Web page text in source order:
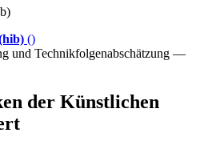
()
und Technikfolgenabschätzung —
der Künstlichen